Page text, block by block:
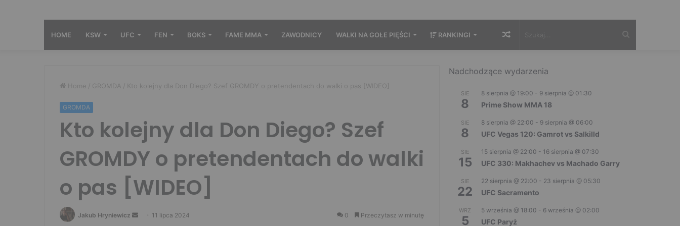
HOME KSW UFC FEN BOKS FAME MMA ZAWODNICY WALKI NA GOŁE PIĘŚCI RANKINGI Losowy
Home / GROMDA / Kto kolejny dla Don Diego? Szef GROMDY o pretendentach do walki o pas [WIDEO]
GROMDA
Kto kolejny dla Don Diego? Szef
GROMDY o pretendentach do walki
o pas [WIDEO]
Jakub Hryniewicz
Send 11 lipca 2024 0 Przeczytasz w minutę
Nadchodzące wydarzenia
SIE
8
8 sierpnia @ 19:00 - 9 sierpnia @ 01:30
Prime Show MMA 18
SIE
8
8 sierpnia @ 22:00 - 9 sierpnia @ 06:00
UFC Vegas 120: Gamrot vs Salkilld
SIE
15
15 sierpnia @ 22:00 - 16 sierpnia @ 07:30
UFC 330: Makhachev vs Machado Garry
SIE
22
22 sierpnia @ 22:00 - 23 sierpnia @ 05:30
UFC Sacramento
WRZ
5
5 września @ 18:00 - 6 września @ 02:00
UFC Paryż